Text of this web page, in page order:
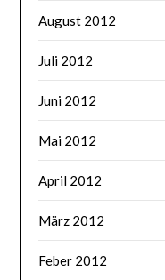
August 2012
Juli 2012
Juni 2012
Mai 2012
April 2012
März 2012
Feber 2012